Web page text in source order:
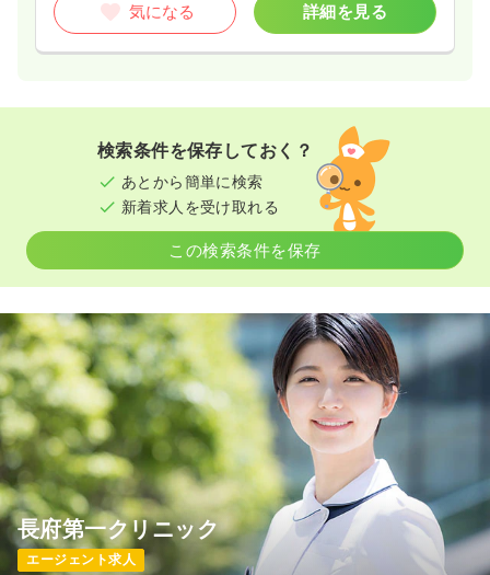
気になる 詳細を見る
検索条件を保存しておく？
あとから簡単に検索
新着求人を受け取れる
この検索条件を保存
長府第一クリニック
エージェント求人